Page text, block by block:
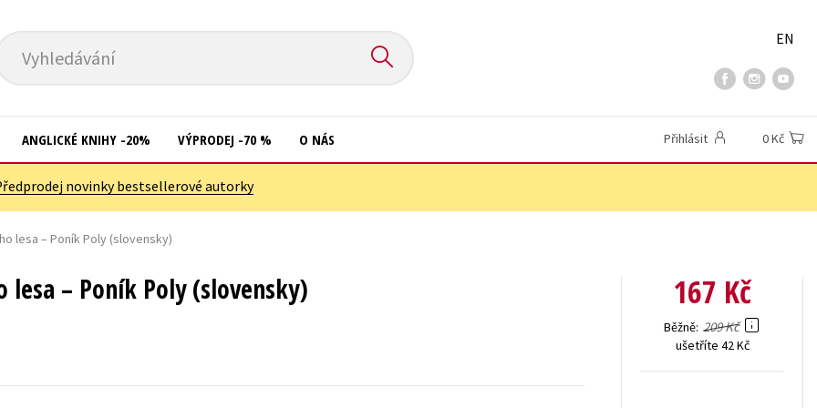
Vyhledávání
EN
Kuchařky
New Adult
Učebnice
ANGLICKÉ KNIHY -20% VÝPRODEJ -70 % O NÁS Přihlásit 0 Kč
novinky bestsellerové autorky
lesa – Poník Poly (slovensky)
lesa – Poník Poly (slovensky) 167 Kč
Běžně 209 Kč
ušetříte 42 Kč